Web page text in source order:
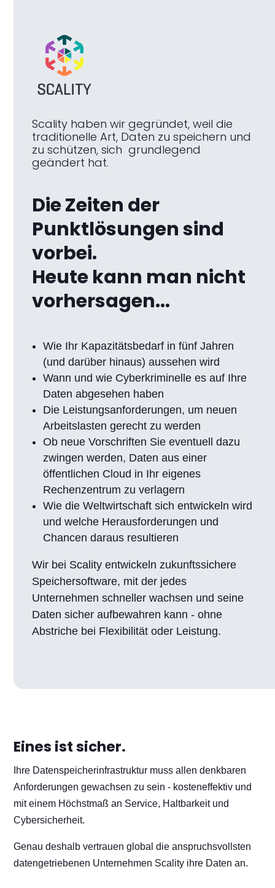
Scality haben wir gegründet, weil die
traditionelle Art, Daten zu speichern und
zu schützen, sich grundlegend
geändert hat.
Die Zeiten der
Punktlösungen sind
vorbei.
Heute kann man nicht
vorhersagen...
Wie Ihr Kapazitätsbedarf in fünf Jahren
(und darüber hinaus) aussehen wird
Wann und wie Cyberkriminelle es auf Ihre
Daten abgesehen haben
Die Leistungsanforderungen, um neuen
Arbeitslasten gerecht zu werden
Ob neue Vorschriften Sie eventuell dazu
zwingen werden, Daten aus einer
öffentlichen Cloud in Ihr eigenes
Rechenzentrum zu verlagern
Wie die Weltwirtschaft sich entwickeln wird
und welche Herausforderungen und
Chancen daraus resultieren
Wir bei Scality entwickeln zukunftssichere
Speichersoftware, mit der jedes
Unternehmen schneller wachsen und seine
Daten sicher aufbewahren kann - ohne
Abstriche bei Flexibilität oder Leistung.
Eines ist sicher.
Ihre Datenspeicherinfrastruktur muss allen denkbaren
Anforderungen gewachsen zu sein - kosteneffektiv und
mit einem Höchstmaß an Service, Haltbarkeit und
Cybersicherheit.
Genau deshalb vertrauen global die anspruchsvollsten
datengetriebenen Unternehmen Scality ihre Daten an.